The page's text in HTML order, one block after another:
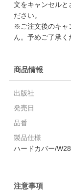
文をキャンセルと
ださい。
※ご注文後のキャ
ん。予めご了承く
商品情報
出版社
発売日
品番
製品仕様
ハードカバー/
注意事項